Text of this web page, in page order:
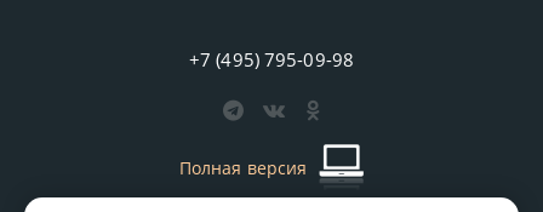
+7 (495) 795-09-98
Полная версия